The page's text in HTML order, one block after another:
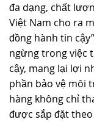
đa dạng, chất
Việt Nam cho ra
đồng hành tin
ngừng trong việc
cậy, mang lại lợi
phần bảo vệ môi
hàng không chỉ
được sắp đặt